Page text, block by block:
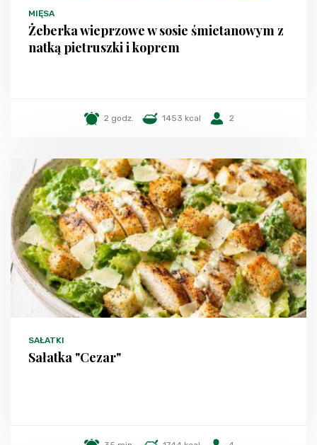
MIĘSA
Żeberka wieprzowe w sosie śmietanowym z
natką pietruszki i koprem
2 godz. 1453 kcal 2
SAŁATKI
Sałatka "Cezar"